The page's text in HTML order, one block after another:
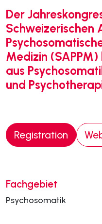
Der
Schweizerischen
Medizin
aus
und
Registration
Fachgebiet
Psychosomatik